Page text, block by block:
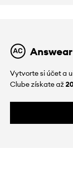
Vytvorte si účet a
Clube získate až